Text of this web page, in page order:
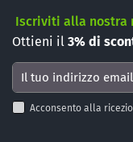
Iscriviti alla nostra
Ottieni il 3% di
Acconsento alla